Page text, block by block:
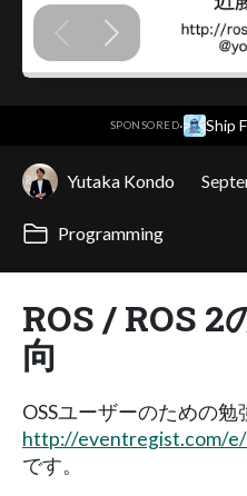
SPONSORED· Ship
Yutaka Kondo
Programming
ROS / ROS 2
向
OSSユーザーのための
http://eventregist.com/
です。